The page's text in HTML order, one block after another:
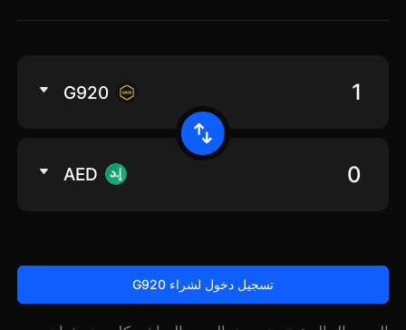
G920
AED
تسجيل دخول لشراء G920